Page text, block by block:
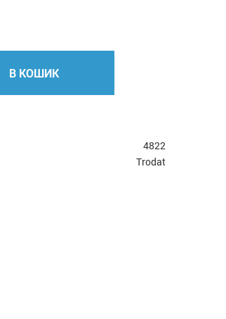
В КОШИК
4822
Trodat